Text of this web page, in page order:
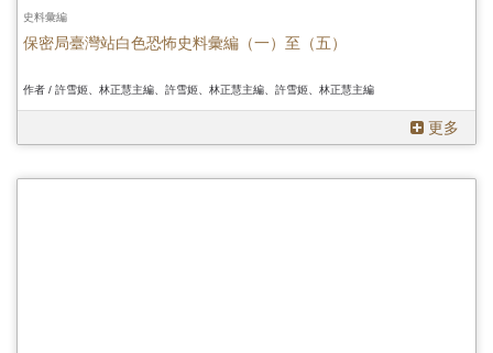
史料彙編
保密局臺灣站白色恐怖史料彙編（一）至（五）
作者 / 許雪姬、林正慧主編、許雪姬、林正慧主編、許雪姬、林正慧主編
更多